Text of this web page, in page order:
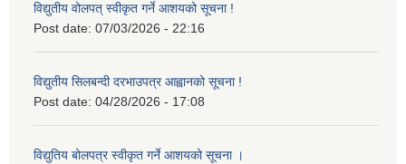
विद्युतीय वोलपत् स्वीकृत गर्ने आशयको सूचना !
Post date: 07/03/2026 - 22:16
विद्युतीय सिलबन्दी दरभाउपत्र आह्वानको सूचना !
Post date: 04/28/2026 - 17:08
विद्युतिय बोलपत्र स्वीकृत गर्ने आशयको सूचना ।